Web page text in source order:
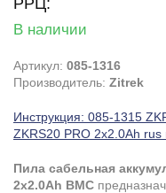
РРЦ:
В наличии
Артикул: 085-1316
Производитель: Zitrek
Инструкция: 085-1315
ZKRS20 PRO 2x2.0Ah
Пила сабельная
2x2.0Ah BMC